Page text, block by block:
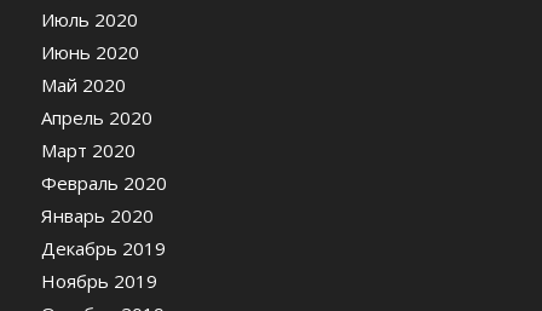
Июль 2020
Июнь 2020
Май 2020
Апрель 2020
Март 2020
Февраль 2020
Январь 2020
Декабрь 2019
Ноябрь 2019